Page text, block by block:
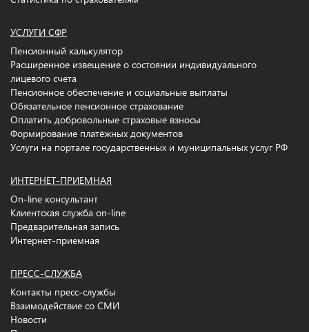
УСЛУГИ СФР
Пенсионный калькулятор
Расширенное извещение о состоянии индивидуального
лицевого счета
Пенсионное обеспечение и социальные выплаты
Обязательное пенсионное страхование
Оплатить добровольные страховые взносы
Формирование платёжных документов
Услуги на портале государственных и муниципальных услуг РФ
ИНТЕРНЕТ-ПРИЕМНАЯ
On-line консультант
Клиентская служба on-line
Предварительная запись
Интернет-приемная
ПРЕСС-СЛУЖБА
Контакты пресс-службы
Взаимодействие со СМИ
Новости